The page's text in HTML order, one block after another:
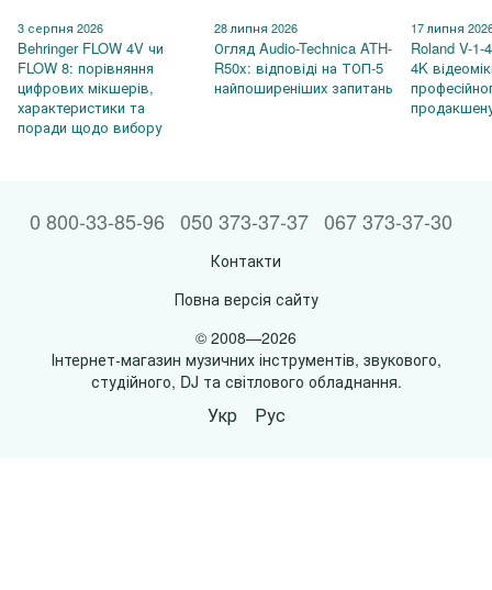
3 серпня 2026
Behringer FLOW 4V чи
FLOW 8: порівняння
цифрових мікшерів,
характеристики та
поради щодо вибору
28 липня 2026
Огляд Audio-Technica ATH-
R50x: відповіді на ТОП-5
найпоширеніших запитань
17 липня
Roland V-
4K
0 800-33-85-96 050 373-37-37 067 373-37-30
Контакти
Повна версія сайту
© 2008—2026
Інтернет-магазин музичних інструментів, звукового,
студійного, DJ та світлового обладнання.
Укр Рус